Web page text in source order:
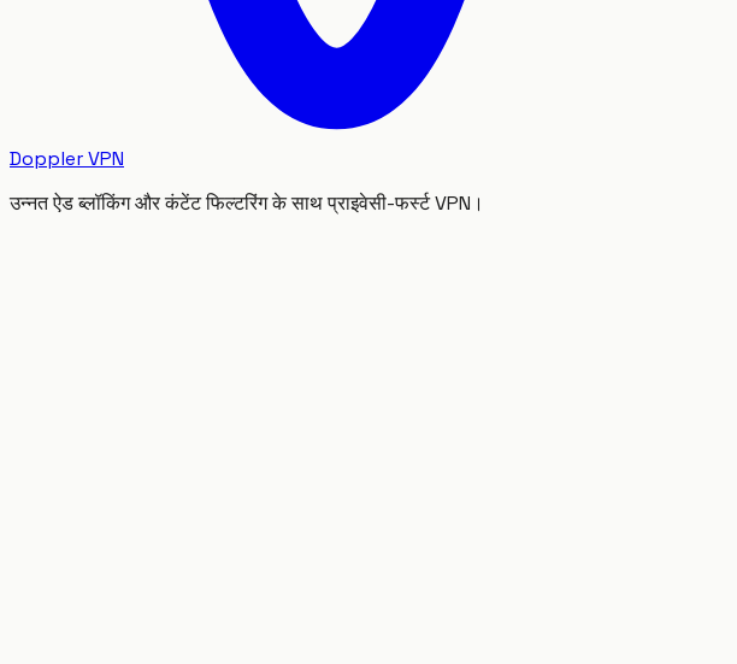
Doppler VPN
उन्नत ऐड ब्लॉकिंग और कंटेंट फिल्टरिंग के साथ प्राइवेसी-फर्स्ट VPN।